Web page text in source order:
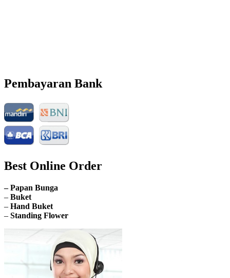
Pembayaran Bank
Best Online Order
– Papan Bunga
– Buket
– Hand Buket
– Standing Flower